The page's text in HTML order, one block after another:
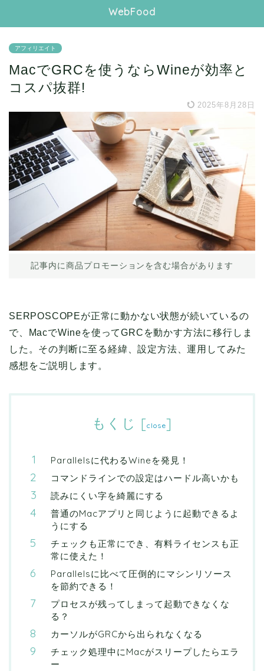
WebFood
アフィリエイト
MacでGRCを使うならWineが効率と
コスパ抜群!
2025年8月28日
記事内に商品プロモーションを含む場合があります
SERPOSCOPEが正常に動かない状態が続いているの
で、MacでWineを使ってGRCを動かす方法に移行しま
した。その判断に至る経緯、設定方法、運用してみた
感想をご説明します。
もくじ [close]
Parallelsに代わるWineを発見！
コマンドラインでの設定はハードル高いかも
読みにくい字を綺麗にする
普通のMacアプリと同じように起動できるよ
うにする
チェックも正常にでき、有料ライセンスも正
常に使えた！
Parallelsに比べて圧倒的にマシンリソース
を節約できる！
プロセスが残ってしまって起動できなくな
る？
カーソルがGRCから出られなくなる
チェック処理中にMacがスリープしたらエラ
ー